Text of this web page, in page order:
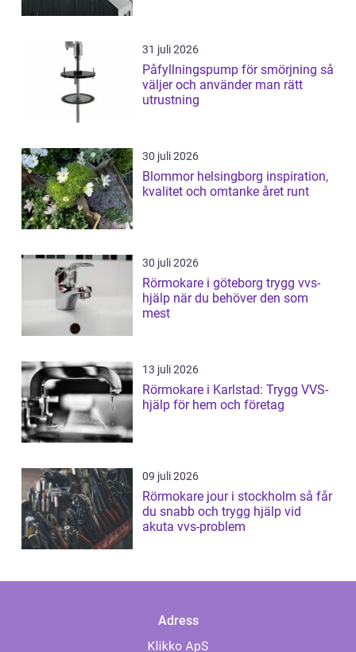
31 juli 2026
Påfyllningspump för smörjning så
väljer och använder man rätt
utrustning
30 juli 2026
Blommor helsingborg inspiration,
kvalitet och omtanke året runt
30 juli 2026
Rörmokare i göteborg trygg vvs-
hjälp när du behöver den som
mest
13 juli 2026
Rörmokare i Karlstad: Trygg VVS-
hjälp för hem och företag
09 juli 2026
Rörmokare jour i stockholm så får
du snabb och trygg hjälp vid
akuta vvs-problem
Adress